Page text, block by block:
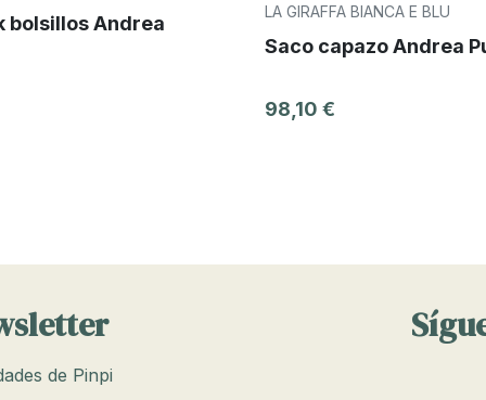
bolsillos Andrea
LA GIRAFFA BIANCA E BLU
Saco capazo Andrea
98,10 €
de Pinpi